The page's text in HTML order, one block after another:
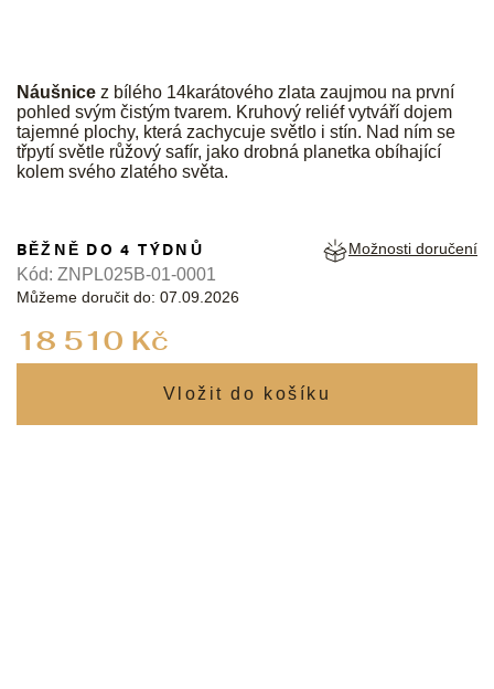
Náušnice z bílého 14karátového zlata zaujmou na první
pohled svým čistým tvarem. Kruhový reliéf vytváří dojem
tajemné plochy, která zachycuje světlo i stín. Nad ním se
třpytí světle růžový safír, jako drobná planetka obíhající
kolem svého zlatého světa.
18 510 Kč
BĚŽNĚ DO 4 TÝDNŮ
Můžeme doručit do: 07.09.2026
Možnosti doručení
Kód: ZNPL025B-01-0001